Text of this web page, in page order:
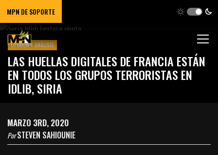
MPN DE SOPORTE
OPINIÓN Y ANÁLISIS
LAS HUELLAS DIGITALES DE FRANCIA ESTÁN
EN TODOS LOS GRUPOS TERRORISTAS EN
IDLIB, SIRIA
MARZO 3RD, 2020
PorSTEVEN SAHIOUNIE